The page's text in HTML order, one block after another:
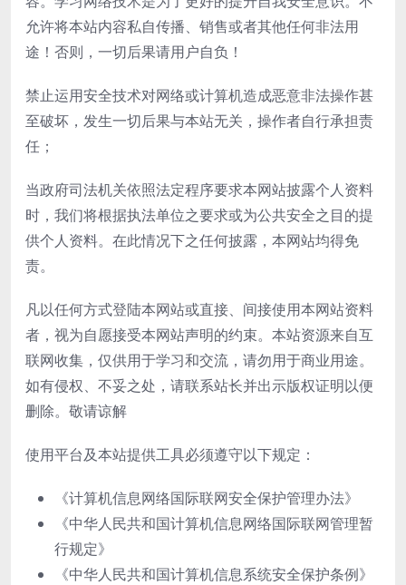
允许将本站内容私自传播、销售或者其他任何非法用
途！否则，一切后果请用户自负！
禁止运用安全技术对网络或计算机造成恶意非法操作甚
至破坏，发生一切后果与本站无关，操作者自行承担责
任；
当政府司法机关依照法定程序要求本网站披露个人资料
时，我们将根据执法单位之要求或为公共安全之目的提
供个人资料。在此情况下之任何披露，本网站均得免
责。
凡以任何方式登陆本网站或直接、间接使用本网站资料
者，视为自愿接受本网站声明的约束。本站资源来自互
联网收集，仅供用于学习和交流，请勿用于商业用途。
如有侵权、不妥之处，请联系站长并出示版权证明以便
删除。敬请谅解
使用平台及本站提供工具必须遵守以下规定：
《计算机信息网络国际联网安全保护管理办法》
《中华人民共和国计算机信息网络国际联网管理暂
行规定》
《中华人民共和国计算机信息系统安全保护条例》